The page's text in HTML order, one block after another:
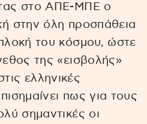
στο ΑΠΕ-ΜΠΕ ο
στην όλη προσπάθεια
του κόσμου, ώστε
της «εισβολής»
ελληνικές
πως για τους
σημαντικές οι